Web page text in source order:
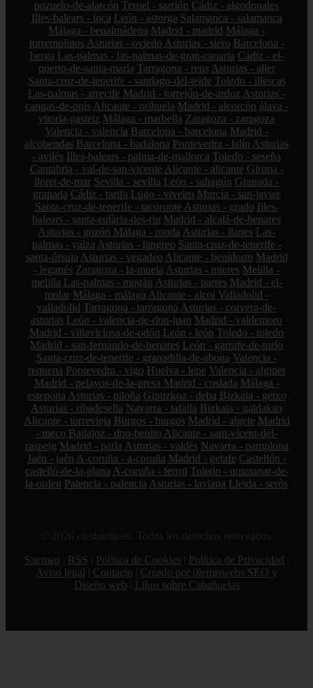
pozuelo-de-alarcón Teruel - sarrión Cádiz - algodonales
Illes-balears - inca León - astorga Salamanca - salamanca
Málaga - benalmádena Madrid - madrid Málaga -
torremolinos Asturias - oviedo Asturias - siero Barcelona -
berga Las-palmas - las-palmas-de-gran-canaria Cádiz - el-
puerto-de-santa-maría Tarragona - reus Asturias - aller
Santa-cruz-de-tenerife - santiago-del-teide Toledo - illescas
Las-palmas - arrecife Madrid - torrejón-de-ardoz Asturias -
cangas-de-onís Alicante - orihuela Madrid - alcorcón álava -
vitoria-gasteiz Málaga - marbella Zaragoza - zaragoza
Valencia - valencia Barcelona - barcelona Madrid -
alcobendas Barcelona - badalona Pontevedra - lalín Asturias
- avilés Illes-balears - palma-de-mallorca Toledo - seseña
Cantabria - val-de-san-vicente Alicante - alicante Girona -
lloret-de-mar Sevilla - sevilla León - sahagún Granada -
granada Cádiz - tarifa Lugo - viveiro Murcia - san-javier
Santa-cruz-de-tenerife - tacoronte Asturias - grado Illes-
balears - santa-eulària-des-riu Madrid - alcalá-de-henares
Asturias - gozón Málaga - ronda Asturias - llanes Las-
palmas - yaiza Asturias - langreo Santa-cruz-de-tenerife -
santa-úrsula Asturias - vegadeo Alicante - benidorm Madrid
- leganés Zaragoza - la-muela Asturias - mieres Melilla -
melilla Las-palmas - mogán Asturias - parres Madrid - el-
molar Málaga - málaga Alicante - alcoi Valladolid -
valladolid Tarragona - tarragona Asturias - corvera-de-
asturias León - valencia-de-don-juan Madrid - valdemoro
Madrid - villaviciosa-de-odón León - león Toledo - toledo
Madrid - san-fernando-de-henares León - garrafe-de-torío
Santa-cruz-de-tenerife - granadilla-de-abona Valencia -
requena Pontevedra - vigo Huelva - lepe Valencia - alginet
Madrid - pelayos-de-la-presa Madrid - coslada Málaga -
estepona Asturias - piloña Gipuzkoa - deba Bizkaia - getxo
Asturias - ribadesella Navarra - tafalla Bizkaia - galdakao
Alicante - torrevieja Burgos - burgos Madrid - algete Madrid
- meco Badajoz - don-benito Alicante - sant-vicent-del-
raspeig Madrid - parla Asturias - valdés Navarra - pamplona
Jaén - jaén A-coruña - a-coruña Madrid - getafe Castellón -
castelló-de-la-plana A-coruña - ferrol Toledo - quintanar-de-
la-orden Palencia - palencia Asturias - laviana Lleida - seròs
© 2026 elesbardu.es. Todos los derechos reservados.
Sitemap
RSS Política de Cookies Política de Privacidad
Aviso legal
Contacto
Creado por 0lemiswebs SEO y
Diseño web
Libro sobre Cabañuelas